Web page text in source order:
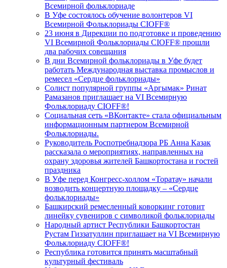
Всемирной фольклориаде
В Уфе состоялось обучение волонтеров VI
Всемирной Фольклориады CIOFF®️
23 июня в Дирекции по подготовке и проведению
VI Всемирной Фольклориады CIOFF®️ прошли
два рабочих совещания
В дни Всемирной фольклориады в Уфе будет
работать Международная выставка промыслов и
ремесел «Сердце фольклориады»
Солист популярной группы «Аргымак» Ринат
Рамазанов приглашает на VI Всемирную
Фольклориаду CIOFF®️!
Социальная сеть «ВКонтакте» стала официальным
информационным партнером Всемирной
Фольклориады.
Руководитель Роспотребнадзора РБ Анна Казак
рассказала о мероприятиях, направленных на
охрану здоровья жителей Башкортостана и гостей
праздника
В Уфе перед Конгресс-холлом «Торатау» начали
возводить концертную площадку – «Сердце
фольклориады»
Башкирский ремесленный коворкинг готовит
линейку сувениров с символикой фольклориады
Народный артист Республики Башкортостан
Рустам Гиззатуллин приглашает на VI Всемирную
Фольклориаду CIOFF®️!
Республика готовится принять масштабный
культурный фестиваль